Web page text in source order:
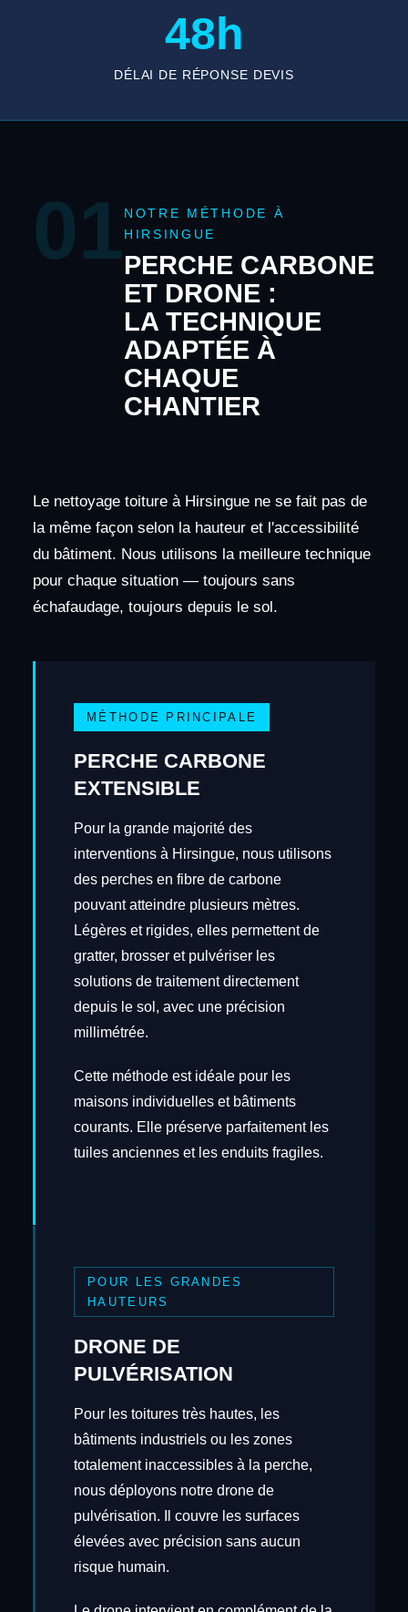
48h
DÉLAI DE RÉPONSE DEVIS
01 NOTRE MÉTHODE À
HIRSINGUE
PERCHE CARBONE
ET DRONE :
LA TECHNIQUE
ADAPTÉE À
CHAQUE
CHANTIER
Le nettoyage toiture à Hirsingue ne se fait pas de
la même façon selon la hauteur et l'accessibilité
du bâtiment. Nous utilisons la meilleure technique
pour chaque situation — toujours sans
échafaudage, toujours depuis le sol.
MÉTHODE PRINCIPALE
PERCHE CARBONE
EXTENSIBLE
Pour la grande majorité des
interventions à Hirsingue, nous utilisons
des perches en fibre de carbone
pouvant atteindre plusieurs mètres.
Légères et rigides, elles permettent de
gratter, brosser et pulvériser les
solutions de traitement directement
depuis le sol, avec une précision
millimétrée.
Cette méthode est idéale pour les
maisons individuelles et bâtiments
courants. Elle préserve parfaitement les
tuiles anciennes et les enduits fragiles.
POUR LES GRANDES
HAUTEURS
DRONE DE
PULVÉRISATION
Pour les toitures très hautes, les
bâtiments industriels ou les zones
totalement inaccessibles à la perche,
nous déployons notre drone de
pulvérisation. Il couvre les surfaces
élevées avec précision sans aucun
risque humain.